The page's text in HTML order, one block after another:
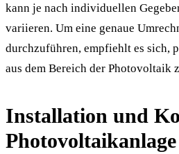
kann je nach individuellen
variieren. Um eine genaue
durchzuführen, empfiehlt es sich,
aus dem Bereich der Photovoltaik
Installation und
Photovoltaikanlage